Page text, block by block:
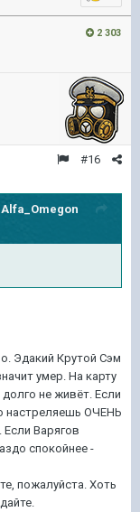
2 303
#16
Alfa_Omegon
Эдакий Крутой Сэм
умер. На карту
не живёт. Если
настреляешь ОЧЕНЬ
Варягов
спокойнее -
пожалуйста. Хоть